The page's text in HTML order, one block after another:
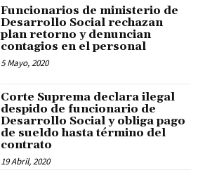
Funcionarios de ministerio de
Desarrollo Social rechazan
plan retorno y denuncian
contagios en el personal
5 Mayo, 2020
Corte Suprema declara ilegal
despido de funcionario de
Desarrollo Social y obliga pago
de sueldo hasta término del
contrato
19 Abril, 2020